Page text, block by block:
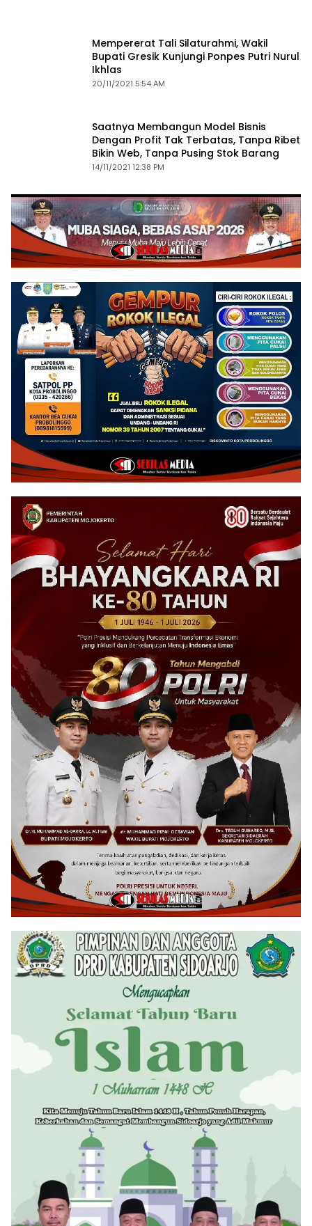
Mempererat Tali Silaturahmi, Wakil
Bupati Gresik Kunjungi Ponpes Putri Nurul
Ikhlas
20/11/2021 5:54 AM
Saatnya Membangun Model Bisnis
Dengan Profit Tak Terbatas, Tanpa Ribet
Bikin Web, Tanpa Pusing Stok Barang
14/11/2021 12:38 PM